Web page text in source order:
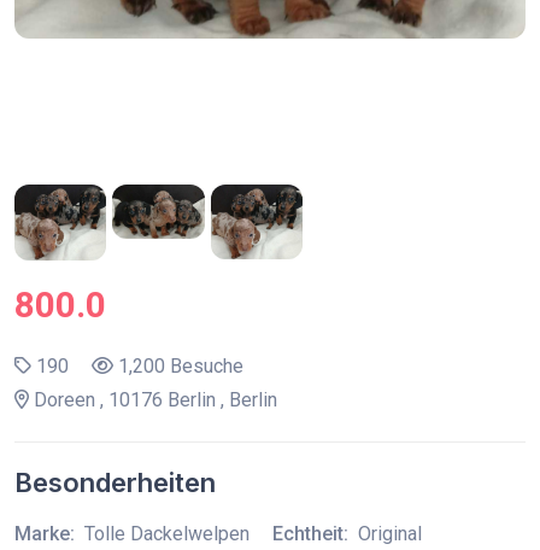
800.0
190
1,200 Besuche
Doreen , 10176 Berlin , Berlin
Besonderheiten
Marke: Tolle Dackelwelpen Echtheit: Original